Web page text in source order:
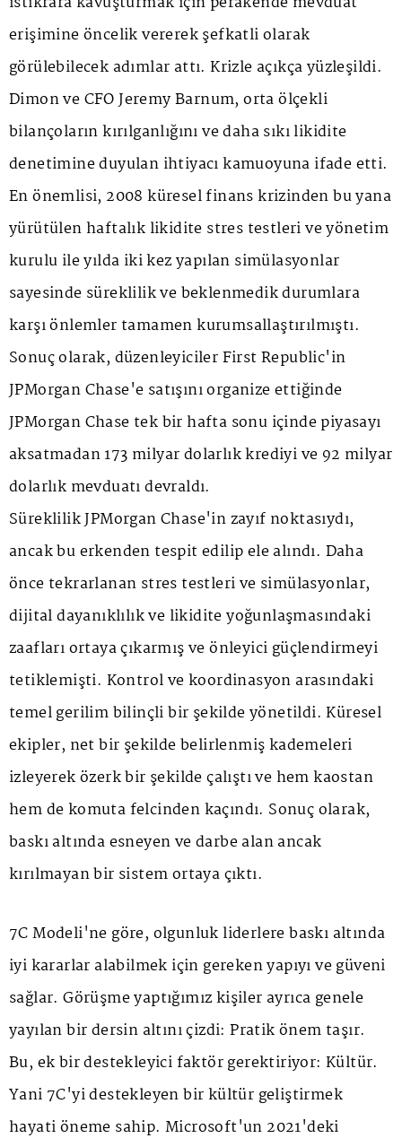
erişimine öncelik vererek şefkatli olarak
görülebilecek adımlar attı. Krizle açıkça yüzleşildi.
Dimon ve CFO Jeremy Barnum, orta ölçekli
bilançoların kırılganlığını ve daha sıkı likidite
denetimine duyulan ihtiyacı kamuoyuna ifade etti.
En önemlisi, 2008 küresel finans krizinden bu yana
yürütülen haftalık likidite stres testleri ve yönetim
kurulu ile yılda iki kez yapılan simülasyonlar
sayesinde süreklilik ve beklenmedik durumlara
karşı önlemler tamamen kurumsallaştırılmıştı.
Sonuç olarak, düzenleyiciler First Republic'in
JPMorgan Chase'e satışını organize ettiğinde
JPMorgan Chase tek bir hafta sonu içinde piyasayı
aksatmadan 173 milyar dolarlık krediyi ve 92 milyar
dolarlık mevduatı devraldı.
Süreklilik JPMorgan Chase'in zayıf noktasıydı,
ancak bu erkenden tespit edilip ele alındı. Daha
önce tekrarlanan stres testleri ve simülasyonlar,
dijital dayanıklılık ve likidite yoğunlaşmasındaki
zaafları ortaya çıkarmış ve önleyici güçlendirmeyi
tetiklemişti. Kontrol ve koordinasyon arasındaki
temel gerilim bilinçli bir şekilde yönetildi. Küresel
ekipler, net bir şekilde belirlenmiş kademeleri
izleyerek özerk bir şekilde çalıştı ve hem kaostan
hem de komuta felcinden kaçındı. Sonuç olarak,
baskı altında esneyen ve darbe alan ancak
kırılmayan bir sistem ortaya çıktı.
7C Modeli'ne göre, olgunluk liderlere baskı altında
iyi kararlar alabilmek için gereken yapıyı ve güveni
sağlar. Görüşme yaptığımız kişiler ayrıca genele
yayılan bir dersin altını çizdi: Pratik önem taşır.
Bu, ek bir destekleyici faktör gerektiriyor: Kültür.
Yani 7C'yi destekleyen bir kültür geliştirmek
hayati öneme sahip. Microsoft'un 2021'deki